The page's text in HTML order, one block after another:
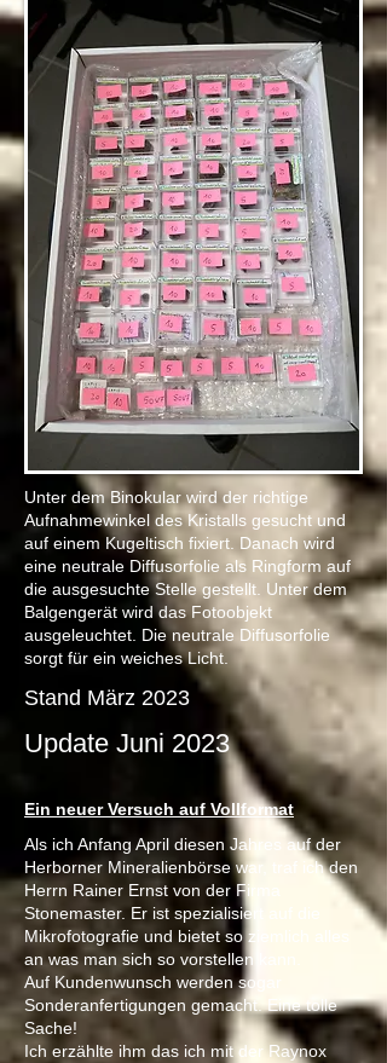
Unter dem Binokular wird der richtige
Aufnahmewinkel des Kristalls gesucht und
auf einem Kugeltisch fixiert. Danach wird
eine neutrale Diffusorfolie als Ringform auf
die ausgesuchte Stelle gestellt. Unter dem
Balgengerät wird das Fotoobjekt
ausgeleuchtet. Die neutrale Diffusorfolie
sorgt für ein weiches Licht.
Stand März 2023
Update Juni 2023
Ein neuer Versuch auf Vollformat
Als ich Anfang April diesen Jahres auf der
Herborner Mineralienbörse war, traf ich den
Herrn Rainer Ernst von der Firma
Stonemaster. Er ist spezialisiert auf die
Mikrofotografie und bietet so ziemlich alles
an was man sich so vorstellen kann.
Auf Kundenwunsch werden sogar
Sonderanfertigungen gemacht. Eine tolle
Sache!
Ich erzählte ihm das ich mit der Raynox